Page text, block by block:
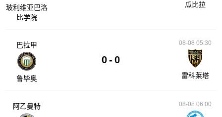
玻利维亚巴洛
比学院
瓜比拉
巴拉甲
鲁毕奥
0 - 0
08-08 05:30
雷科莱塔
阿乙曼特 08-08 06:00